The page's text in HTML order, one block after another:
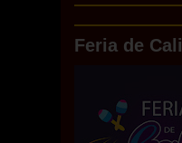
Feria de Cali